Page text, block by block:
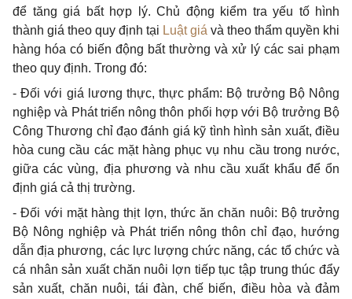
để tăng giá bất hợp lý. Chủ động kiểm tra yếu tố hình
thành giá theo quy định tại Luật giá và theo thẩm quyền khi
hàng hóa có biến động bất thường và xử lý các sai phạm
theo quy định. Trong đó:
- Đối với giá lương thực, thực phẩm: Bộ trưởng Bộ Nông
nghiệp và Phát triển nông thôn phối hợp với Bộ trưởng Bộ
Công Thương chỉ đạo đánh giá kỹ tình hình sản xuất, điều
hòa cung cầu các mặt hàng phục vụ nhu cầu trong nước,
giữa các vùng, địa phương và nhu cầu xuất khẩu để ổn
định giá cả thị trường.
- Đối với mặt hàng thịt lợn, thức ăn chăn nuôi: Bộ trưởng
Bộ Nông nghiệp và Phát triển nông thôn chỉ đạo, hướng
dẫn địa phương, các lực lượng chức năng, các tổ chức và
cá nhân sản xuất chăn nuôi lợn tiếp tục tập trung thúc đẩy
sản xuất, chăn nuôi, tái đàn, chế biến, điều hòa và đảm